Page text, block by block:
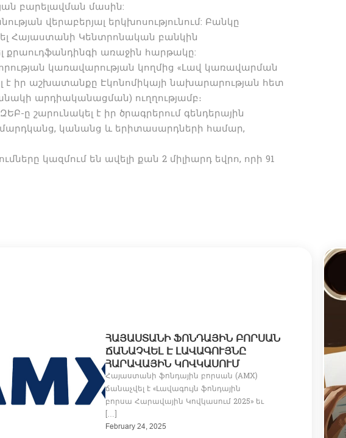
բարելավման մասին:
վերաբերյալ երկխոսությունում: Բանկը
Հայաստանի Կենտրոնական բանկին
քրաուդֆանդինգի առաջին հարթակը:
կառավարության կողմից «Լավ կառավարման
է իր աշխատանքը Էկոնոմիկայի նախարարության հետ
արդիականացման) ուղղությամբ։
ը շարունակել է իր ծրագրերում գենդերային
կանանց և երիտասարդների համար,
կազմում են ավելի քան 2 միլիարդ եվրո, որի 91
ՀԱՅԱՍՏԱՆԻ ՖՈՆԴԱՅԻՆ ԲՈՐՍԱՆ
ՃԱՆԱՉՎԵԼ Է ԼԱՎԱԳՈՒՅՆԸ
ՀԱՐԱՎԱՅԻՆ ԿՈՎԿԱՍՈՒՄ
Հայաստանի ֆոնդային բորսան (AMX)
ճանաչվել է «Լավագույն ֆոնդային
բորսա Հարավային Կովկասում 2025» եւ
[…]
February 24, 2025